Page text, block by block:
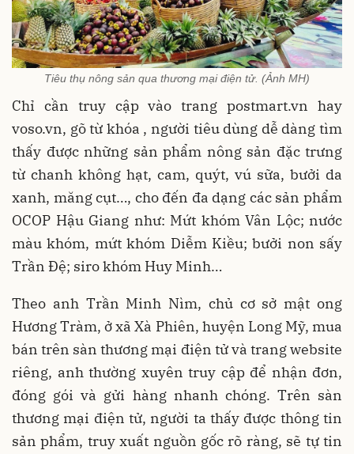
Tiêu thụ nông sản qua thương mại điện tử. (Ảnh MH)
Chỉ cần truy cập vào trang postmart.vn hay
voso.vn, gõ từ khóa , người tiêu dùng dễ dàng tìm
thấy được những sản phẩm nông sản đặc trưng
từ chanh không hạt, cam, quýt, vú sữa, bưởi da
xanh, măng cụt…, cho đến đa dạng các sản phẩm
OCOP Hậu Giang như: Mứt khóm Vân Lộc; nước
màu khóm, mứt khóm Diễm Kiều; bưởi non sấy
Trần Đệ; siro khóm Huy Minh…
Theo anh Trần Minh Nìm, chủ cơ sở mật ong
Hương Tràm, ở xã Xà Phiên, huyện Long Mỹ, mua
bán trên sàn thương mại điện tử và trang website
riêng, anh thường xuyên truy cập để nhận đơn,
đóng gói và gửi hàng nhanh chóng. Trên sàn
thương mại điện tử, người ta thấy được thông tin
sản phẩm, truy xuất nguồn gốc rõ ràng, sẽ tự tin